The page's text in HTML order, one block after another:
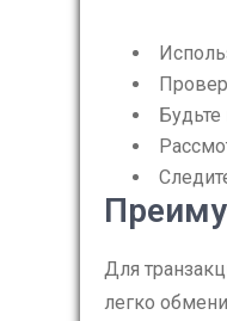
Будьте
Для
легко